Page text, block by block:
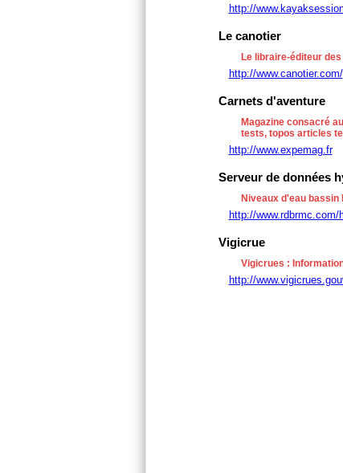
http://
Le canotier
Le libraire-éditeur
http://www.canotier.com/
Carnets d'aventure
Magazine consacré
tests, topos articles
http://www.expemag.fr
Serveur de données
Niveaux d'eau bassin
http://www.rdbrmc.com/
Vigicrue
Vigicrues :
http://